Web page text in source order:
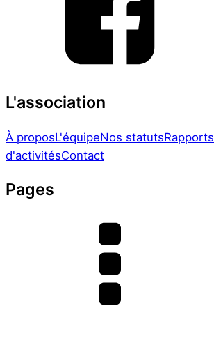
L'association
À proposL'équipeNos statutsRapports
d'activitésContact
Pages